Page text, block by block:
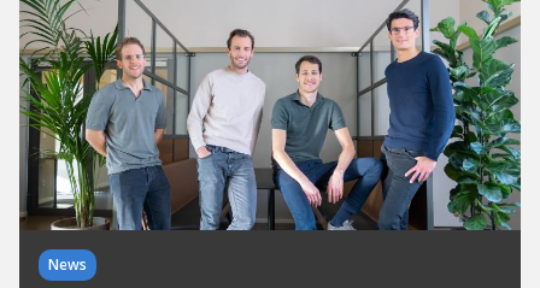
News